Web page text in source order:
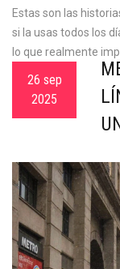
Estas son las
si la usas todos los
lo que realmente
26 sep
2025